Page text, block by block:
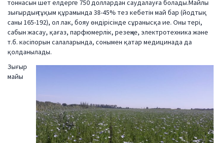
тоннасын шет елдерге 750 доллардан саудалауға болады.Майлы
зығырдың тұқым құрамында 38-45% тез кебетін май бар (йодтық
саны 165-192), ол лак, бояу өндірісінде сұранысқа ие. Оны тері,
сабын жасау, қағаз, парфюмерлік, резеңке, электротехника және
т.б. кәсіпорын салаларында, сонымен қатар медицинада да
қолданылады.
Зығыр
майы